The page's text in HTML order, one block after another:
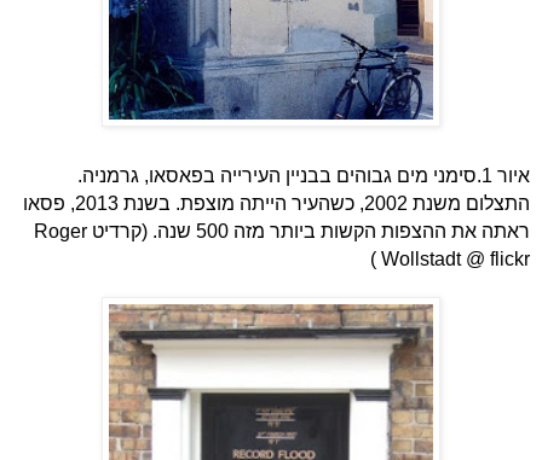
איור 1.סימני מים גבוהים בבניין העירייה בפאסאו, גרמניה.
התצלום משנת 2002, כשהעיר הייתה מוצפת. בשנת 2013, פסאו
ראתה את ההצפות הקשות ביותר מזה 500 שנה. (קרדיט
Roger
Wollstadt @ flickr
)